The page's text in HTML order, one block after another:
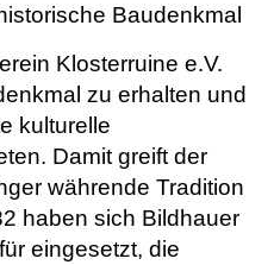
Baudenkmal
Klosterruine e.V.
zu erhalten und
kulturelle
Damit greift der
währende Tradition
haben sich Bildhauer
eingesetzt, die